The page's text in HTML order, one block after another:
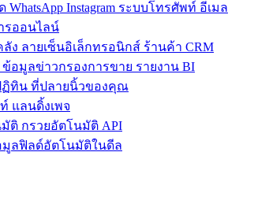
Instagram ระบบโทรศัพท์ อีเมล
รออนไลน์
ง ลายเซ็นอิเล็กทรอนิกส์ ร้านค้า CRM
อมูลข่าวกรองการขาย รายงาน BI
ฏิทิน ที่ปลายนิ้วของคุณ
แลนดิ้งเพจ
ติ กรวยอัตโนมัติ API
มูลฟิลด์อัตโนมัติในดีล